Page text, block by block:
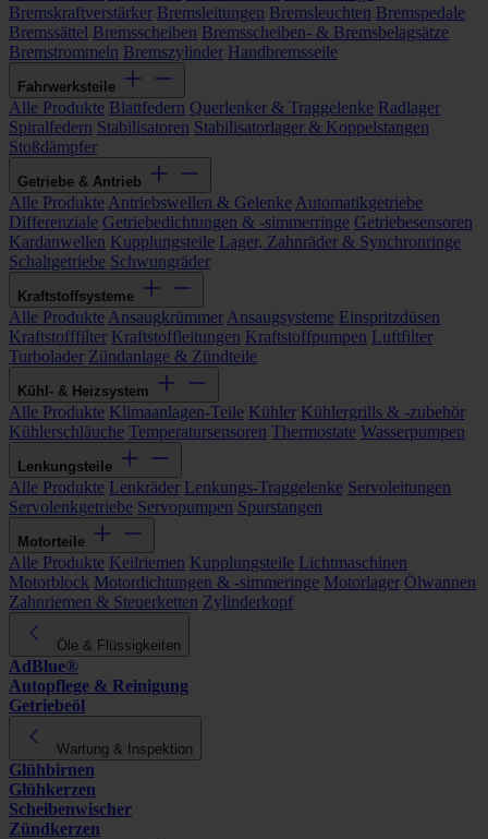
Bremskraftverstärker Bremsleitungen Bremsleuchten Bremspedale
Bremssättel Bremsscheiben Bremsscheiben- & Bremsbelagsätze
Bremstrommeln Bremszylinder Handbremsseile
Fahrwerksteile
Alle Produkte Blattfedern Querlenker & Traggelenke Radlager
Spiralfedern Stabilisatoren Stabilisatorlager & Koppelstangen
Stoßdämpfer
Getriebe & Antrieb
Alle Produkte Antriebswellen & Gelenke Automatikgetriebe
Differenziale Getriebedichtungen & -simmerringe Getriebesensoren
Kardanwellen Kupplungsteile Lager, Zahnräder & Synchronringe
Schaltgetriebe Schwungräder
Kraftstoffsysteme
Alle Produkte Ansaugkrümmer Ansaugsysteme Einspritzdüsen
Kraftstofffilter Kraftstoffleitungen Kraftstoffpumpen Luftfilter
Turbolader Zündanlage & Zündteile
Kühl- & Heizsystem
Alle Produkte Klimaanlagen-Teile Kühler Kühlergrills & -zubehör
Kühlerschläuche Temperatursensoren Thermostate Wasserpumpen
Lenkungsteile
Alle Produkte Lenkräder Lenkungs-Traggelenke Servoleitungen
Servolenkgetriebe Servopumpen Spurstangen
Motorteile
Alle Produkte Keilriemen Kupplungsteile Lichtmaschinen
Motorblock Motordichtungen & -simmeringe Motorlager Ölwannen
Zahnriemen & Steuerketten Zylinderkopf
Öle & Flüssigkeiten
AdBlue®
Autopflege & Reinigung
Getriebeöl
Wartung & Inspektion
Glühbirnen
Glühkerzen
Scheibenwischer
Zündkerzen